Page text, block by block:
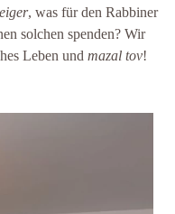
, was für den Rabbiner
solchen spenden? Wir
Leben und mazal tov!